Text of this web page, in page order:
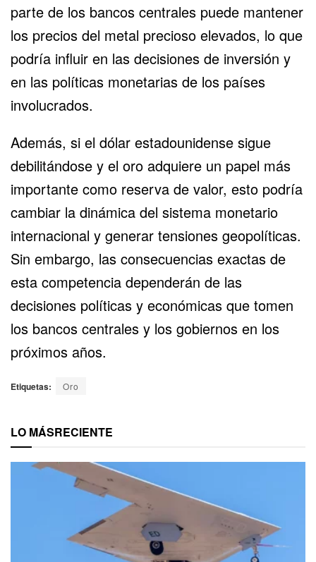
parte de los bancos centrales puede mantener
los precios del metal precioso elevados, lo que
podría influir en las decisiones de inversión y
en las políticas monetarias de los países
involucrados.
Además, si el dólar estadounidense sigue
debilitándose y el oro adquiere un papel más
importante como reserva de valor, esto podría
cambiar la dinámica del sistema monetario
internacional y generar tensiones geopolíticas.
Sin embargo, las consecuencias exactas de
esta competencia dependerán de las
decisiones políticas y económicas que tomen
los bancos centrales y los gobiernos en los
próximos años.
Etiquetas: Oro
LO MÁSRECIENTE